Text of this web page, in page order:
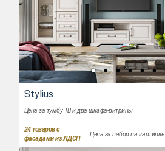
Stylius
Цена за тумбу ТВ и два шкафа-витрины
24товаров с
фасадами из ЛДСП
Цена за набор на картинке